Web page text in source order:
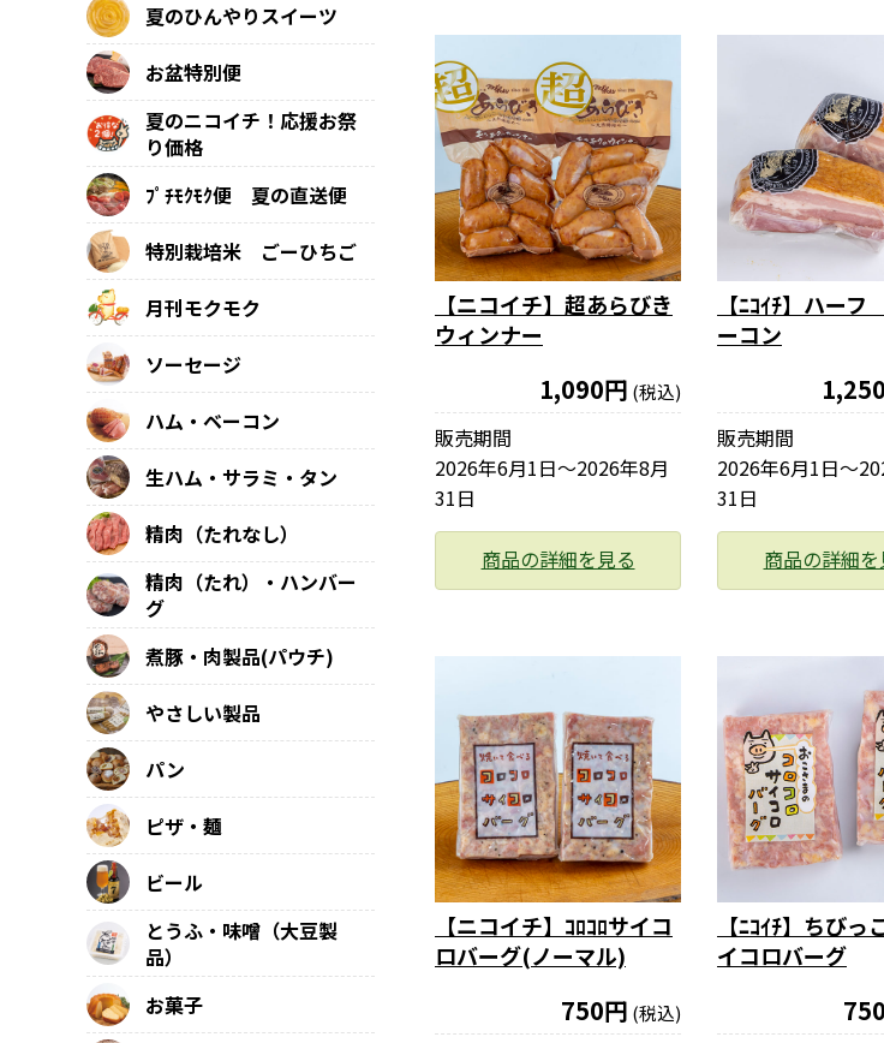
【ニコイチ】超あらびき
ウィンナー
1,090円 (税込)
販売期間
2026年6月1日〜2026年8月
31日
商品の詳細を見る
【ﾆｺｲﾁ】ハー
ーコン
販売期間
2026年6月1日〜
31日
商品の詳細を
【ニコイチ】ｺﾛｺﾛサイコ
ロバーグ(ノーマル)
750円 (税込)
【ﾆｺｲﾁ】ちびっ
イコロバーグ
夏のひんやりスイーツ
お盆特別便
夏のニコイチ！応援お祭
り価格
ﾌﾟﾁﾓｸﾓｸ便 夏の直送便
特別栽培米 ごーひちご
月刊モクモク
ソーセージ
ハム・ベーコン
生ハム・サラミ・タン
精肉（たれなし）
精肉（たれ）・ハンバー
グ
煮豚・肉製品(パウチ)
やさしい製品
パン
ピザ・麺
ビール
とうふ・味噌（大豆製
品）
お菓子